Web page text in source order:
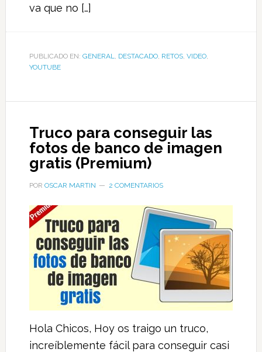
va que no […]
PUBLICADO EN: GENERAL, DESTACADO, RETOS, VIDEO,
YOUTUBE
Truco para conseguir las
fotos de banco de imagen
gratis (Premium)
POR OSCAR MARTIN 2 COMENTARIOS
Hola Chicos, Hoy os traigo un truco,
increíblemente fácil para conseguir casi